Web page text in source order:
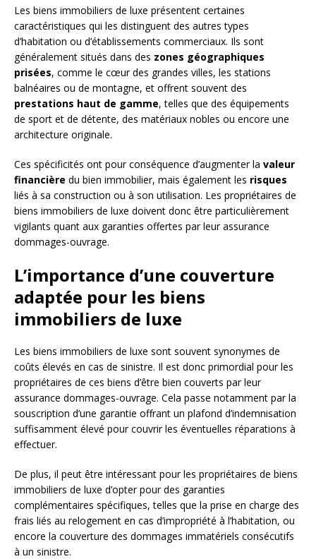
Les biens immobiliers de luxe présentent certaines
caractéristiques qui les distinguent des autres types
d’habitation ou d’établissements commerciaux. Ils sont
généralement situés dans des zones géographiques
prisées, comme le cœur des grandes villes, les stations
balnéaires ou de montagne, et offrent souvent des
prestations haut de gamme, telles que des équipements
de sport et de détente, des matériaux nobles ou encore une
architecture originale.
Ces spécificités ont pour conséquence d’augmenter la valeur
financière du bien immobilier, mais également les risques
liés à sa construction ou à son utilisation. Les propriétaires de
biens immobiliers de luxe doivent donc être particulièrement
vigilants quant aux garanties offertes par leur assurance
dommages-ouvrage.
L’importance d’une couverture
adaptée pour les biens
immobiliers de luxe
Les biens immobiliers de luxe sont souvent synonymes de
coûts élevés en cas de sinistre. Il est donc primordial pour les
propriétaires de ces biens d’être bien couverts par leur
assurance dommages-ouvrage. Cela passe notamment par la
souscription d’une garantie offrant un plafond d’indemnisation
suffisamment élevé pour couvrir les éventuelles réparations à
effectuer.
De plus, il peut être intéressant pour les propriétaires de biens
immobiliers de luxe d’opter pour des garanties
complémentaires spécifiques, telles que la prise en charge des
frais liés au relogement en cas d’impropriété à l’habitation, ou
encore la couverture des dommages immatériels consécutifs
à un sinistre.